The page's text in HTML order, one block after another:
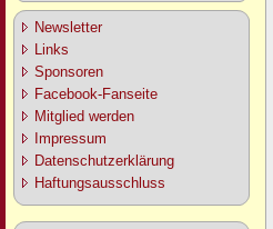
Newsletter
Links
Sponsoren
Facebook-Fanseite
Mitglied werden
Impressum
Datenschutzerklärung
Haftungsausschluss